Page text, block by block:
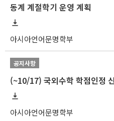
동계 계절학기 운영 계획
아시아언어문명학부
공지사항
(~10/17) 국외수학 학점인정
아시아언어문명학부